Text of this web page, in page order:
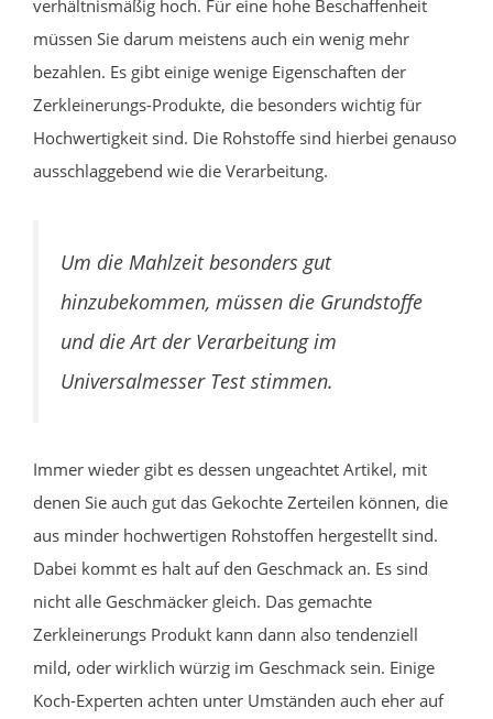
verhältnismäßig hoch. Für eine hohe Beschaffenheit
müssen Sie darum meistens auch ein wenig mehr
bezahlen. Es gibt einige wenige Eigenschaften der
Zerkleinerungs-Produkte, die besonders wichtig für
Hochwertigkeit sind. Die Rohstoffe sind hierbei genauso
ausschlaggebend wie die Verarbeitung.
Um die Mahlzeit besonders gut
hinzubekommen, müssen die Grundstoffe
und die Art der Verarbeitung im
Universalmesser Test stimmen.
Immer wieder gibt es dessen ungeachtet Artikel, mit
denen Sie auch gut das Gekochte Zerteilen können, die
aus minder hochwertigen Rohstoffen hergestellt sind.
Dabei kommt es halt auf den Geschmack an. Es sind
nicht alle Geschmäcker gleich. Das gemachte
Zerkleinerungs Produkt kann dann also tendenziell
mild, oder wirklich würzig im Geschmack sein. Einige
Koch-Experten achten unter Umständen auch eher auf